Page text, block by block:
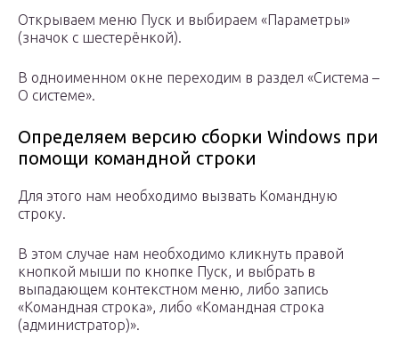
Открываем меню Пуск и выбираем «Параметры»
(значок с шестерёнкой).
В одноименном окне переходим в раздел «Система –
О системе».
Определяем версию сборки Windows при
помощи командной строки
Для этого нам необходимо вызвать Командную
строку.
В этом случае нам необходимо кликнуть правой
кнопкой мыши по кнопке Пуск, и выбрать в
выпадающем контекстном меню, либо запись
«Командная строка», либо «Командная строка
(администратор)».